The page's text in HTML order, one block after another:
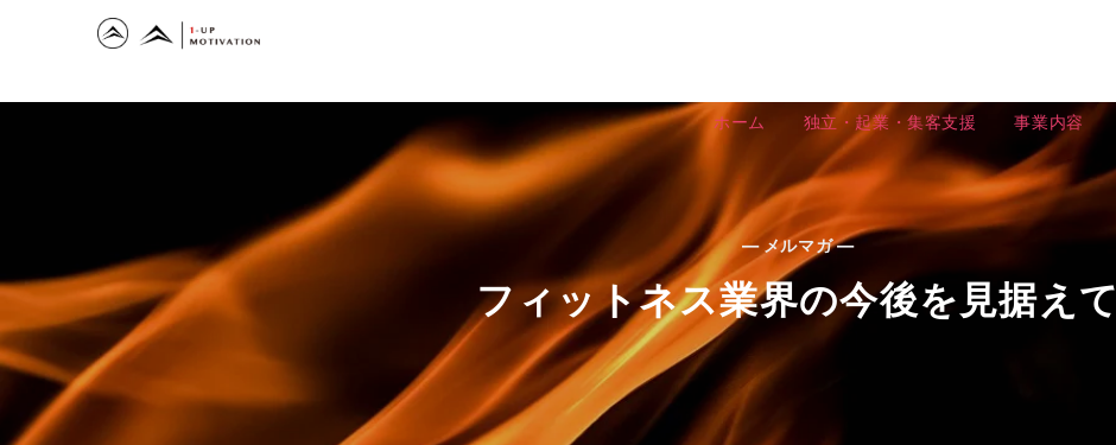
ホーム 独立・起業・集客支援 事業内容
— メルマガ —
フィットネス業界の今後を見据えて